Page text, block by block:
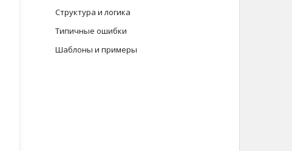
Структура и логика
Типичные ошибки
Шаблоны и примеры